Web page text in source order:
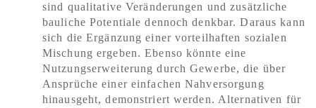
sind qualitative Veränderungen und zusätzliche
bauliche Potentiale dennoch denkbar. Daraus kann
sich die Ergänzung einer vorteilhaften sozialen
Mischung ergeben. Ebenso könnte eine
Nutzungserweiterung durch Gewerbe, die über
Ansprüche einer einfachen Nahversorgung
hinausgeht, demonstriert werden. Alternativen für